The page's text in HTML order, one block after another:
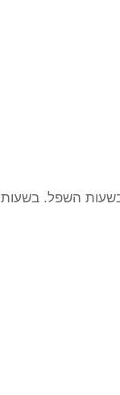
השפל. בשעות